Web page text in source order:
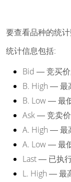
要查看品种的统计
统计信息包括:
Bid ― 竞买
B. High ― 最
B. Low― 最
Ask― 竞卖
A. High ― 最
A. Low― 最
Last― 已执
L. High ― 最